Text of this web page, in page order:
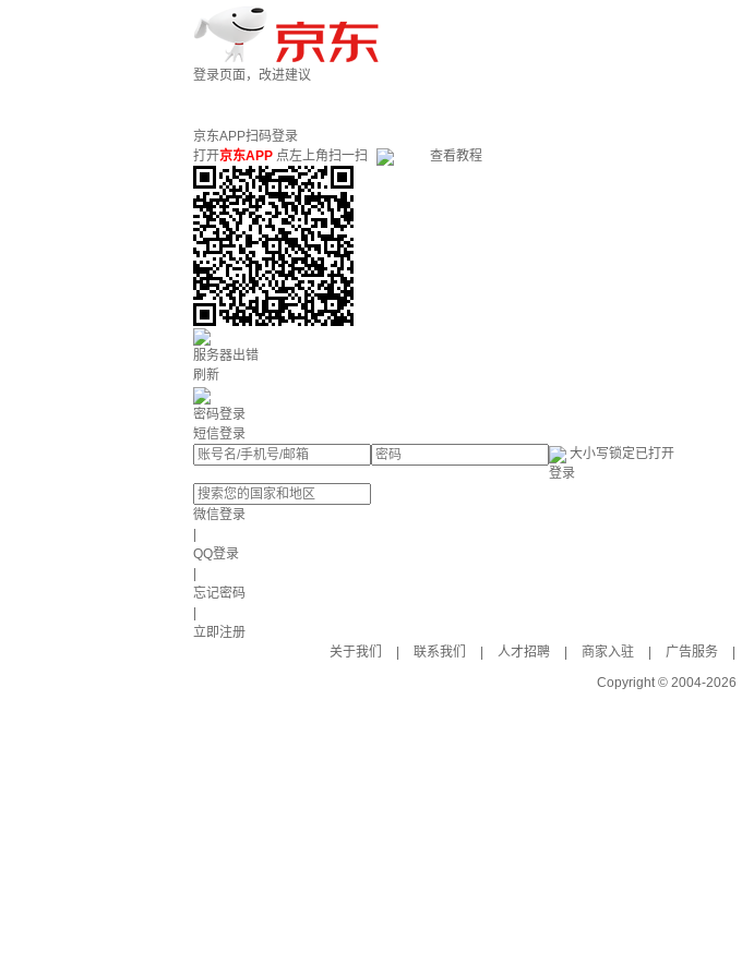
登录页面，改进建议
京东APP扫码登录
打开京东APP 点左上角扫一扫 查看教程
服务器出错
刷新
密码登录
短信登录
大小写锁定已打开
登录
微信登录
QQ登录
忘记密码
立即注册
关于我们
联系我们 人才招聘 商家入驻 广告服务
Copyright © 2004-2026